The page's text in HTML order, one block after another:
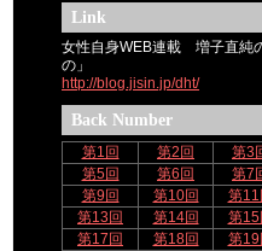
Link
女性自身WEB連載 増子直純
の」
http://blog.jisin.jp/dht/
Back Number
第1回 第2回 第3
第5回
第6回 第7
第9回
第10回 第11
第13回
第14回 第15
第17回
第18回 第19